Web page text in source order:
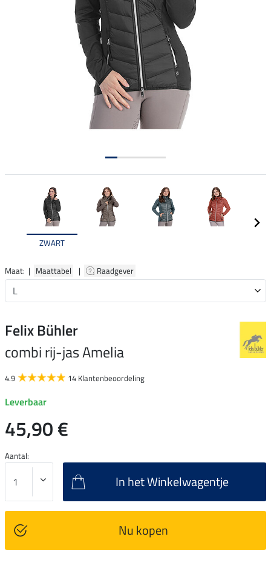
ZWART
Maat: | Maattabel | Raadgever
Felix Bühler
combi rij-jas Amelia
4.9 14 Klantenbeoordeling
Leverbaar
45,90 €
Aantal:
In het Winkelwagentje
Nu kopen